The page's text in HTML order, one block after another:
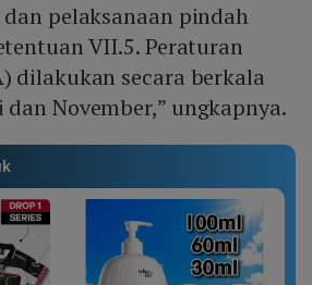
dan pelaksanaan pindah
VII.5. Peraturan
dilakukan secara berkala
November,” ungkapnya.